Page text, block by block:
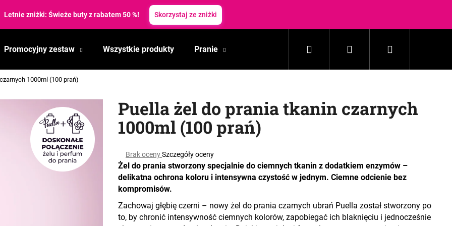
ceny! Letnie rabaty aż do 35 %. ✨ Skorzystaj z letnich rabatów
Promocyjny zestaw Wszystkie produkty Pranie Gospodarstwo domowe Kosmetyki
Szukaj Zaloguj Koszyk
1000ml (100 prań)
Puella żel do prania tkanin czarnych
1000ml (100 prań)
Średnia
ocena
produktu
wynosi
0,0
5
gwiazdek.
Brak ocenySzczegóły oceny
Żel do prania stworzony specjalnie do ciemnych tkanin z dodatkiem enzymów –
delikatna ochrona koloru i intensywna czystość w jednym. Ciemne odcienie bez
kompromisów.
Zachowaj głębię czerni – nowy żel do prania czarnych ubrań Puella został stworzony po
to, by chronić intensywność ciemnych kolorów, zapobiegać ich blaknięciu i jednocześnie
Czego szukasz?
Polecamy